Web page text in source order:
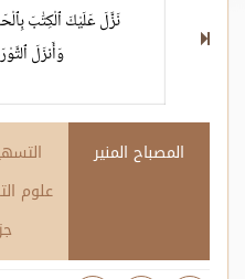
نَزَّلَ عَلَيْكَ ٱلْكِتَٰبَ
وَأَنزَلَ
المصباح المنير
علوم